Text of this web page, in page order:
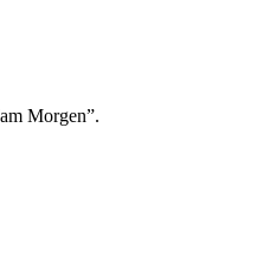
Morgen”.